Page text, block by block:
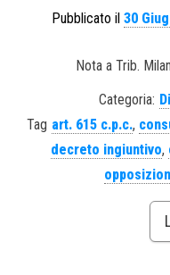
Pubblicato il 30
Nota a Trib.
Categoria:
Tag art. 615 c.p.c.,
decreto ingiuntivo,